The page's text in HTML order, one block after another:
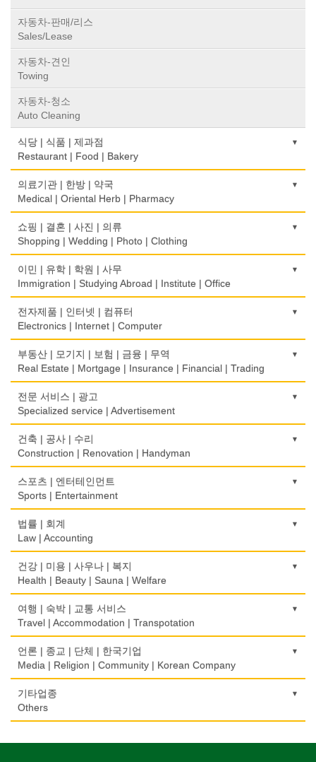
자동차-판매/리스
Sales/Lease
자동차-견인
Towing
자동차-청소
Auto Cleaning
식당 | 식품 | 제과점
Restaurant | Food | Bakery
농장
Farm
떡집/방앗간
Rice Cake
Fish Market
Restaurant
식당장비
Food Equipment
식품점
Korean Food
Food Manufacturing
와인제조
Wine Maker
정육점
제과점
Bakery
식품도매
Food Distributors
의료기관 | 한방 | 약국
Medical | Oriental Herb | Pharmacy
의사-검안의
Optometrist
보청기
Hearing Aid
Bidet
Psychologist/Psychiatrist
안경점
Optical Stores
의료기구
Medical Instruments
Denturist
한의원/한약
약국
의사-내과
Internal Medicine
의사-물리치료/카이로 프랙터
Physiotherapy/Chiropractic Clinic
의사-비뇨기과
의사-산부인과
Obstetrician
쇼핑 | 결혼 | 사진 | 의류
Shopping | Wedding | Photo | Clothing
한복집
Korean Costume
유리/거울/액자
Glass/Mirror/Frame
Children's Ware
Wedding
인터넷 쇼핑
Internet Shopping
결혼상담
Marriage Consulting
Florist
모피점
백화점/선물센터
보석/귀금속/시계
Jeweler/Jeweller
비디오-사진/촬영/편집/공급
Video Service
사진촬영
애완동물용품
이민 | 유학 | 학원 | 사무
Immigration | Studying Abroad | Institute | Office
이민/유학
Immigration/Studying Abroad
사무기기
Office Equipment
Stationery/Office Equipment
Book Store
운전학원
Driving School
한글학교
Korean Language School
Boarding House
학교/학원
School/Academy
개인지도-체육
개인지도-음악
Private Lesson-Music
개인지도-옷수선
Private Lesson-Alteration
개인지도-어학/수학
전자제품 | 인터넷 | 컴퓨터
Electronics | Internet | Computer
금전등록기
Cash Register
인터넷 서비스/까페
Internet Service/Cafe
전자제품 판매/수리
Electronic Goods Sales/Repair
Telephone/Communication Service
컴퓨터 판매/수리
Computer Sales/Repair
부동산 | 모기지 | 보험 | 금융 | 무역
Real Estate | Mortgage | Insurance | Financial | Trading
도매
Wholesale
모기지
Mortgage
International Trade
Insurance/Investment/Finance
부동산 관리
Property Management
채무조정
Bankruptcy
Real Estate
은행/금융기관
전문 서비스 | 광고
Specialized service | Advertisement
광고/그래픽 디자인
Advertising/Graphic Design
광고 에이전트
Advertising Agency
Alarm/Security System
Cemetery/Monument
빨래방/세탁
Coin Laundry/Dry cleaning
상패/트로피
Medal/Trophy
Dry cleaning Equipment
악기사
건축 | 공사 | 수리
Construction | Renovation | Handyman
건축시공/개조
Construction/Home Renovation
건축설계사
Architect
Architecture
Home Inspection
간판
Signs
가구판매/수리
Furniture Sales/Repair
스포츠 | 엔터테인먼트
Sports | Entertainment
골프장비
Golf Equipment
골프장
Golf/Country Club
가라오케/노래방/카페
Karaoke/Cafe
Dahn Centre
당구장
Billiard Club
볼링장
법률 | 회계
Law | Accounting
교통위반티켓
Traffic Ticket
공인회계사(CPA)
CPA
번역/통역/이력서
Translation/Interpretation/Resume Service
Law Office
회계업무
건강 | 미용 | 사우나 | 복지
Health | Beauty | Sauna | Welfare
건강상담/식품/정보
Health Counseling/Food/Information
의료기
Medical Equipment
Massage
여행 | 숙박 | 교통 서비스
Travel | Accommodation | Transpotation
호텔/모텔/숙박
Hotel/Motel
여행/관광
Travel/Tour
언론 | 종교 | 단체 | 한국기업
Media | Religion | Community | Korean Company
기도원/수양관
Retreat Centre
Korean Businessmen's Association
기타업종
Others